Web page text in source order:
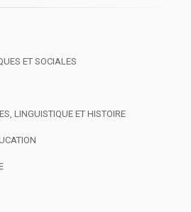
ET SOCIALES
LINGUISTIQUE ET HISTOIRE